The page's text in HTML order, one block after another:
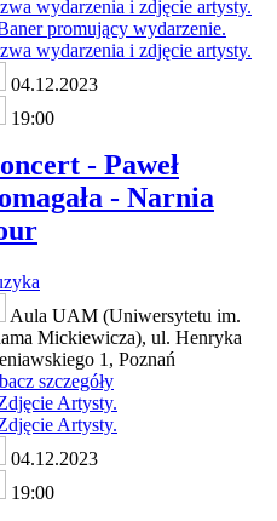
04.12.2023
19:00
- Paweł
- Narnia
Aula UAM (Uniwersytetu im.
Mickiewicza), ul. Henryka
1, Poznań
szczegóły
04.12.2023
19:00